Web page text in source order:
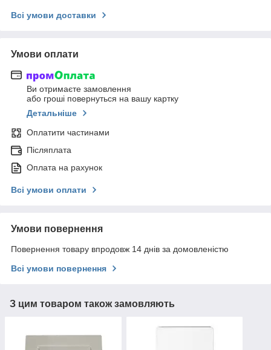
Всі умови доставки
Умови оплати
Ви отримаєте замовлення
або гроші повернуться на вашу картку
Детальніше
Оплатити частинами
Післяплата
Оплата на рахунок
Всі умови оплати
Умови повернення
Повернення товару впродовж 14 днів за домовленістю
Всі умови повернення
З цим товаром також замовляють